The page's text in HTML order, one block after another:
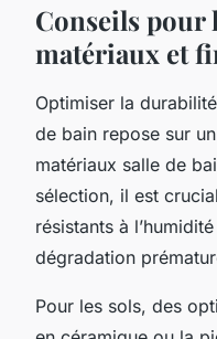
Conseils pour
matériaux et
Optimiser la
de bain repose sur
matériaux salle de
sélection, il est
résistants à
dégradation
Pour les sols, des